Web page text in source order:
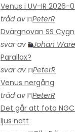
Venus i UV-IR 2026-
tråd av
PeterR
Dvärgnovan SS
svar av
Johan
Parallax?
svar av
PeterR
Venus nergång
tråd av
PeterR
Det går att fota
ljus natt